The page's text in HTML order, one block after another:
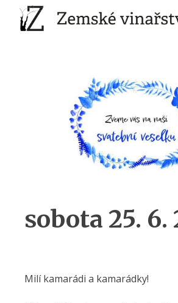
sobota 25. 6.
Milí kamarádi a kamarádky!